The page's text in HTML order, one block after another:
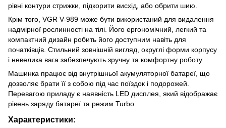
рівні контури стрижки, підкорити висхід, або обрити шию.
Крім того, VGR V-989 може бути використаний для видалення
надмірної рослинності на тілі. Його ергономічний, легкий та
компактний дизайн робить його доступним навіть для
початківців. Стильний зовнішній вигляд, округлі форми корпусу
і невелика вага забезпечують зручну та комфортну роботу.
Машинка працює від внутрішньої акумуляторної батареї, що
дозволяє брати її з собою під час поїздок і подорожей.
Перевагою приладу є наявність LED дисплея, який відображає
рівень заряду батареї та режим Turbo.
Характеристики: